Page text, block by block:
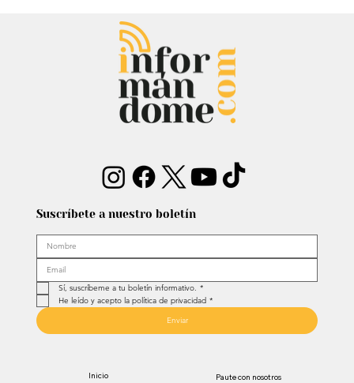
Mauricio Lizcano apuesta por la
ciencia: Anuncia a investigador del
Atlántico como fórmula
vicepresidencial
Suscríbete a nuestro boletín
Sí, suscríbeme a tu boletín informativo. *
He leído y acepto la política de privacidad *
Enviar
Inicio
Paute con nosotros